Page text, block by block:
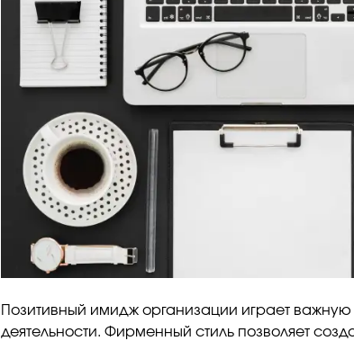
Позитивный имидж организации играет
деятельности. Фирменный стиль позволяет